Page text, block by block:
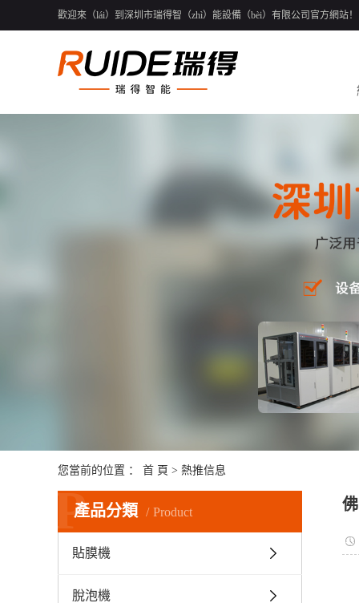
歡迎來（lái）到深圳市瑞得智（zhì）能設備（bèi）有限公司官方網站！
您當前的位置 ： 首 頁 > 熱推信息
產品分類 Product
P
貼膜機
脫泡機